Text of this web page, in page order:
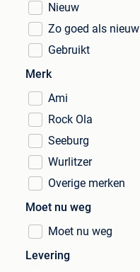
Nieuw
Zo goed als nieuw
Gebruikt
Merk
Ami
Rock Ola
Seeburg
Wurlitzer
Overige merken
Moet nu weg
Moet nu weg
Levering